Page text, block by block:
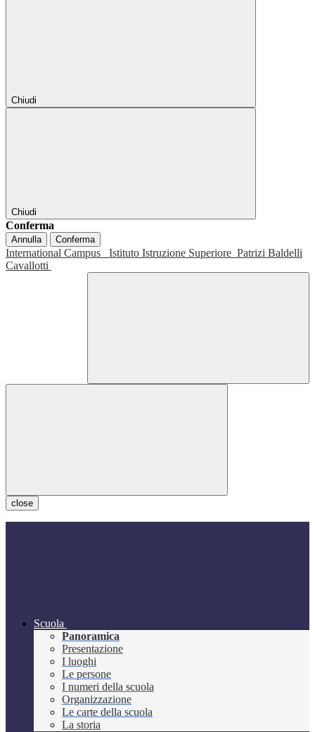
Chiudi
Chiudi
Conferma
Annulla Conferma
International Campus Istituto Istruzione Superiore Patrizi Baldelli
Cavallotti
close
Scuola
Panoramica
Presentazione
I luoghi
Le persone
I numeri della scuola
Organizzazione
Le carte della scuola
La storia